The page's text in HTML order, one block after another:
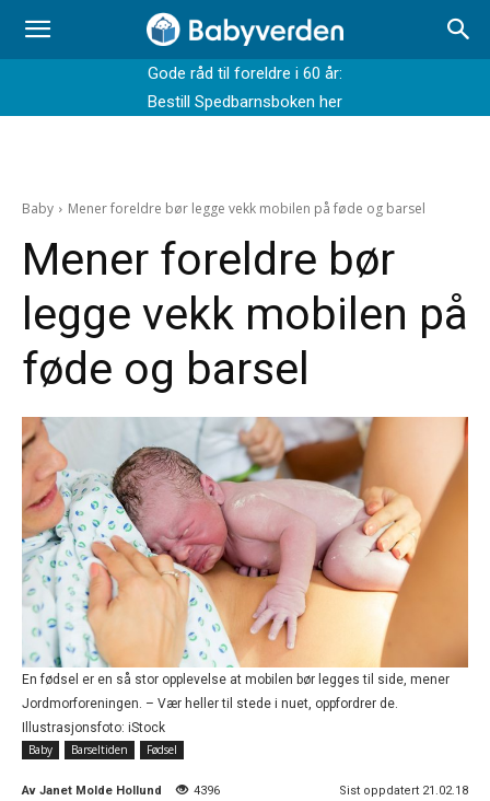
Gode råd til foreldre i 60 år:
Bestill Spedbarnsboken her
Baby Mener foreldre bør legge vekk mobilen på føde og barsel
Mener foreldre bør
legge vekk mobilen på
føde og barsel
En fødsel er en så stor opplevelse at mobilen bør legges til side, mener
Jordmorforeningen. – Vær heller til stede i nuet, oppfordrer de.
Illustrasjonsfoto: iStock
Baby
Barseltiden Fødsel
Av Janet Molde Hollund 4396 Sist oppdatert 21.02.18